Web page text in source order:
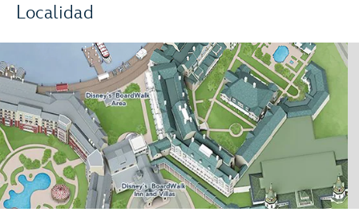
Localidad